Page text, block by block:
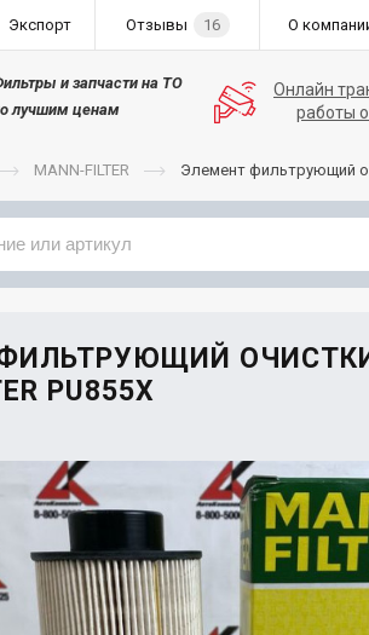
Экспорт Отзывы 16 О
и запчасти на ТО
лучшим ценам
Онлайн
работы
MANN-FILTER Элемент фильтрующий
PU855X